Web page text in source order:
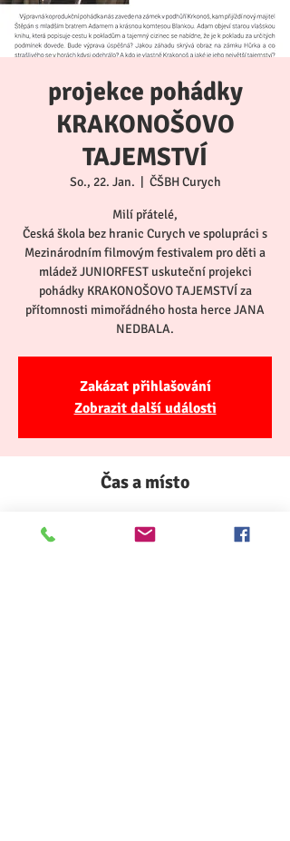
projekce pohádky
KRAKONOŠOVO
TAJEMSTVÍ
So., 22. Jan. ČŠBH Curych
Milí přátelé,
Česká škola bez hranic Curych ve spolupráci s
Mezinárodním filmovým festivalem pro děti a
mládež JUNIORFEST uskuteční projekci
pohádky KRAKONOŠOVO TAJEMSTVÍ za
přítomnosti mimořádného hosta herce JANA
NEDBALA.
Zakázat přihlašování
Zobrazit další události
Čas a místo
ČŠBH Curych, Binzmühlestrasse 81, 8050